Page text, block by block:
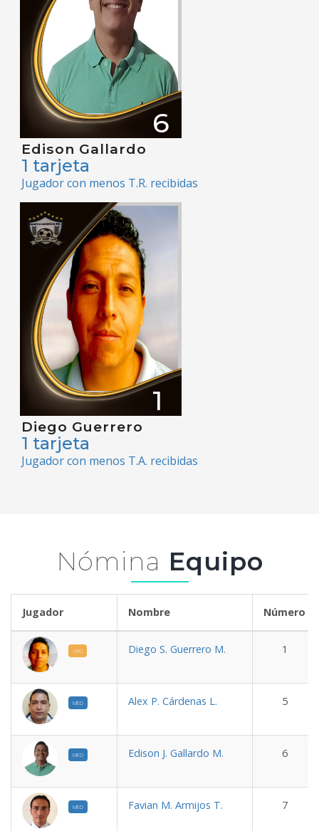
6
Edison Gallardo
1 tarjeta
Jugador con menos T.R. recibidas
1
Diego Guerrero
1 tarjeta
Jugador con menos T.A. recibidas
Nómina Equipo
Jugador Nombre Número
ARQ Diego S. Guerrero M. 1
MED Alex P. Cárdenas L. 5
MED Edison J. Gallardo M. 6
MED Favian M. Armijos T. 7